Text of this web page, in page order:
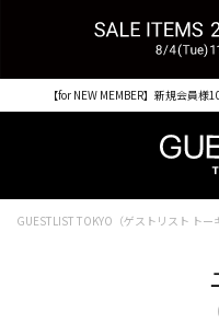
【for NEW MEMBER】新規会
GUESTLIST TOKYO（ゲストリスト トー